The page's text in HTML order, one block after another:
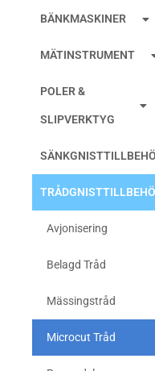
BÄNKMASKINER
MÄTINSTRUMENT
POLER &
SLIPVERKTYG
Avjonisering
Belagd Tråd
Mässingstråd
Microcut Tråd